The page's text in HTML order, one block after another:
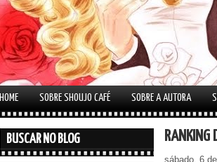
HOME SOBRE SHOUJO CAFÉ SOBRE A AUTORA
BUSCAR NO BLOG RANKING
sábado, 6